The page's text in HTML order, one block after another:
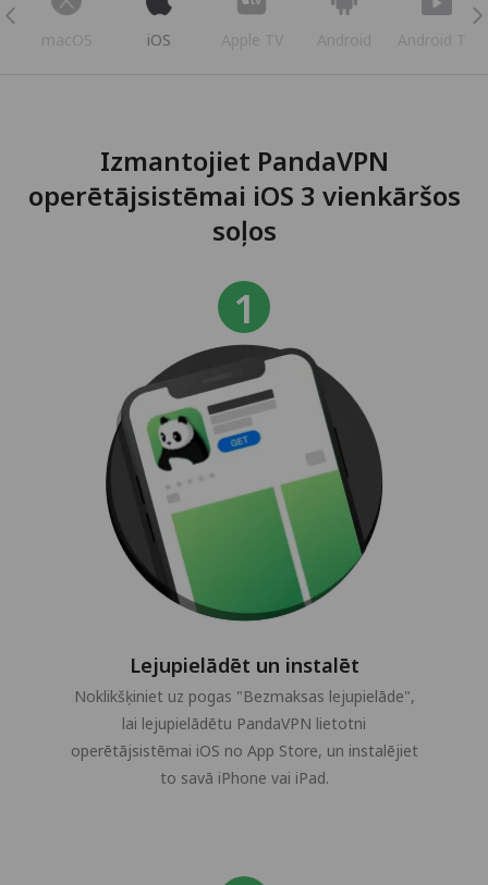
macOS iOS Apple TV Android Android TV
Izmantojiet PandaVPN
operētājsistēmai iOS 3 vienkāršos
soļos
Lejupielādēt un instalēt
Noklikšķiniet uz pogas "Bezmaksas lejupielāde",
lai lejupielādētu PandaVPN lietotni
operētājsistēmai iOS no App Store, un instalējiet
to savā iPhone vai iPad.